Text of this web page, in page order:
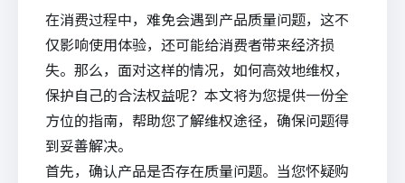
在消费过程中，难免会遇到产品质量问题，这不
仅影响使用体验，还可能给消费者带来经济损
失。那么，面对这样的情况，如何高效地维权，
保护自己的合法权益呢？本文将为您提供一份全
方位的指南，帮助您了解维权途径，确保问题得
到妥善解决。
首先，确认产品是否存在质量问题。当您怀疑购